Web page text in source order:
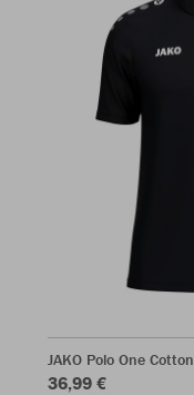
JAKO Polo One Cotton
36,99 €